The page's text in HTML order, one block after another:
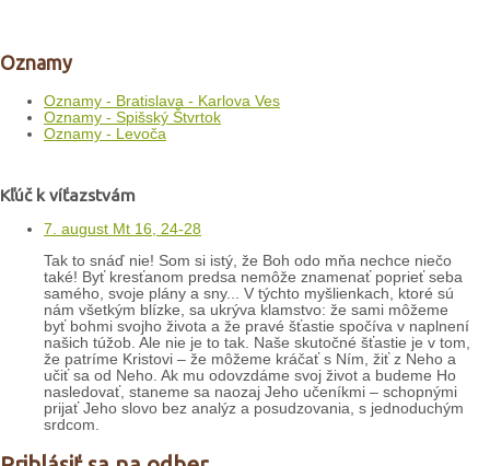
Oznamy
Oznamy - Bratislava - Karlova Ves
Oznamy - Spišský Štvrtok
Oznamy - Levoča
Kľúč k víťazstvám
7. august Mt 16, 24-28
Tak to snáď nie! Som si istý, že Boh odo mňa nechce niečo
také! Byť kresťanom predsa nemôže znamenať poprieť seba
samého, svoje plány a sny... V týchto myšlienkach, ktoré sú
nám všetkým blízke, sa ukrýva klamstvo: že sami môžeme
byť bohmi svojho života a že pravé šťastie spočíva v naplnení
našich túžob. Ale nie je to tak. Naše skutočné šťastie je v tom,
že patríme Kristovi – že môžeme kráčať s Ním, žiť z Neho a
učiť sa od Neho. Ak mu odovzdáme svoj život a budeme Ho
nasledovať, staneme sa naozaj Jeho učeníkmi – schopnými
prijať Jeho slovo bez analýz a posudzovania, s jednoduchým
srdcom.